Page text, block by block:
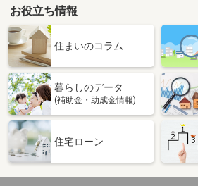
福島県南相馬市原町区日の出町
6.25万円
福島県南相馬市
専有面積
間取り
2LDK
福島県郡山市堂前町
価 格
11.40万円
お役立ち情報
住まいのコラム
暮らしのデータ
(補助金・助成金情報)
住宅ローン